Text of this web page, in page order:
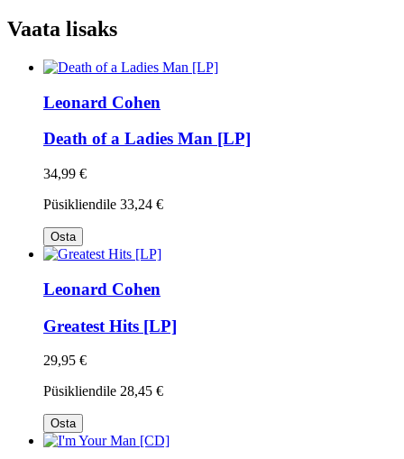
Vaata lisaks
Leonard Cohen
Death of a Ladies Man [LP]
34,99 €
Püsikliendile 33,24 €
Osta
Leonard Cohen
Greatest Hits [LP]
29,95 €
Püsikliendile 28,45 €
Osta